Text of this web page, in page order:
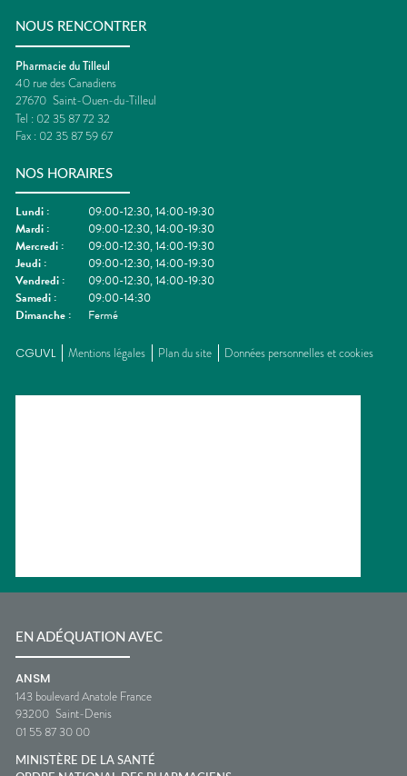
NOUS RENCONTRER
Pharmacie du Tilleul
40 rue des Canadiens
27670 Saint-Ouen-du-Tilleul
Tel : 02 35 87 72 32
Fax : 02 35 87 59 67
NOS HORAIRES
Lundi :
09:00-12:30, 14:00-19:30
Mardi :
09:00-12:30, 14:00-19:30
Mercredi :
09:00-12:30, 14:00-19:30
Jeudi :
09:00-12:30, 14:00-19:30
Vendredi :
09:00-12:30, 14:00-19:30
Samedi :
09:00-14:30
Dimanche : Fermé
CGUVL Mentions légales Plan du site Données personnelles et cookies
EN ADÉQUATION AVEC
ANSM
143 boulevard Anatole France
93200 Saint-Denis
01 55 87 30 00
MINISTÈRE DE LA SANTÉ